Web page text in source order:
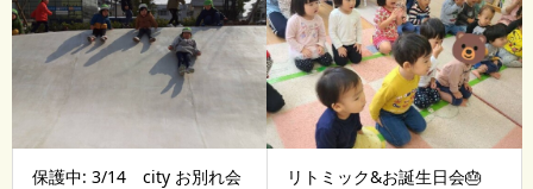
保護中: 3/14 city お別れ会
リトミック&お誕生日会🎂